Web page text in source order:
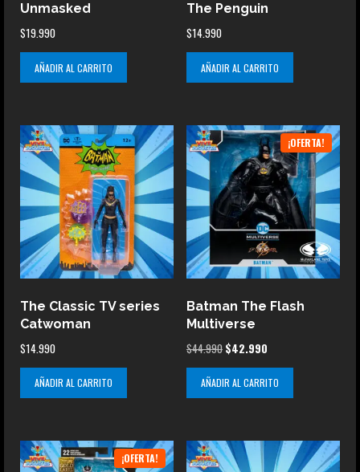
Unmasked
$19.990
AÑADIR AL CARRITO
The Penguin
$14.990
AÑADIR AL CARRITO
The Classic TV series
Catwoman
$14.990
AÑADIR AL CARRITO
¡OFERTA!
Batman The Flash
Multiverse
$44.990 El
precio
original
era:
$42.990El
precio
actual
es:
AÑADIR AL CARRITO
¡OFERTA!